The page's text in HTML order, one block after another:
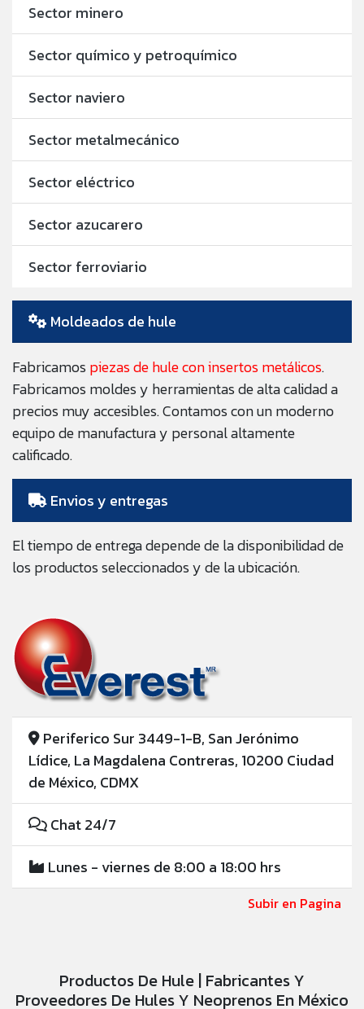
Sector minero
Sector químico y petroquímico
Sector naviero
Sector metalmecánico
Sector eléctrico
Sector azucarero
Sector ferroviario
Moldeados de hule
Fabricamos piezas de hule con insertos metálicos.
Fabricamos moldes y herramientas de alta calidad a
precios muy accesibles. Contamos con un moderno
equipo de manufactura y personal altamente
calificado.
Envios y entregas
El tiempo de entrega depende de la disponibilidad de
los productos seleccionados y de la ubicación.
Periferico Sur 3449-1-B, San Jerónimo
Lídice, La Magdalena Contreras, 10200 Ciudad
de México, CDMX
Chat 24/7
Lunes - viernes de 8:00 a 18:00 hrs
Subir en Pagina
Productos De Hule | Fabricantes Y
Proveedores De Hules Y Neoprenos En México